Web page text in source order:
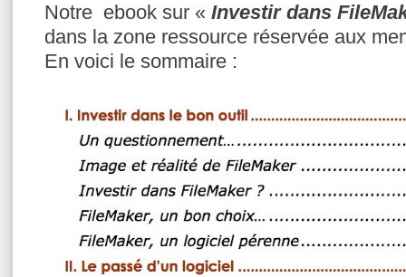
Notre ebook sur « Investir dans
dans la zone ressource réservée aux
En voici le sommaire :